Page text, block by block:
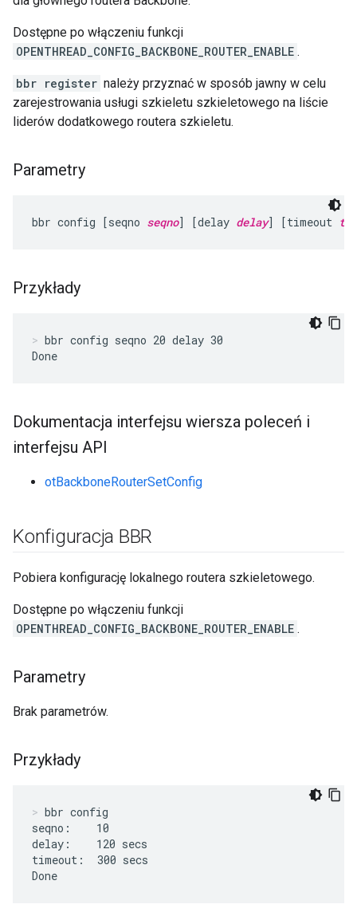
Dostępne po włączeniu funkcji
OPENTHREAD_CONFIG_BACKBONE_ROUTER_ENABLE .
bbr register należy przyznać w sposób jawny w celu
zarejestrowania usługi szkieletu szkieletowego na liście
liderów dodatkowego routera szkieletu.
Parametry
bbr config [seqno seqno] [delay delay] [timeout
Przykłady
bbr config seqno 20 delay 30
Done
Dokumentacja interfejsu wiersza poleceń i
interfejsu API
otBackboneRouterSetConfig
Konfiguracja BBR
Pobiera konfigurację lokalnego routera szkieletowego.
Dostępne po włączeniu funkcji
OPENTHREAD_CONFIG_BACKBONE_ROUTER_ENABLE .
Parametry
Brak parametrów.
Przykłady
bbr config
seqno:    10
delay:    120 secs
timeout:  300 secs
Done